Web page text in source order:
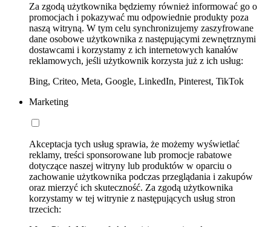
Za zgodą użytkownika będziemy również informować go o
promocjach i pokazywać mu odpowiednie produkty poza
naszą witryną. W tym celu synchronizujemy zaszyfrowane
dane osobowe użytkownika z następującymi zewnętrznymi
dostawcami i korzystamy z ich internetowych kanałów
reklamowych, jeśli użytkownik korzysta już z ich usług:
Bing, Criteo, Meta, Google, LinkedIn, Pinterest, TikTok
Marketing
Akceptacja tych usług sprawia, że możemy wyświetlać
reklamy, treści sponsorowane lub promocje rabatowe
dotyczące naszej witryny lub produktów w oparciu o
zachowanie użytkownika podczas przeglądania i zakupów
oraz mierzyć ich skuteczność. Za zgodą użytkownika
korzystamy w tej witrynie z następujących usług stron
trzecich: